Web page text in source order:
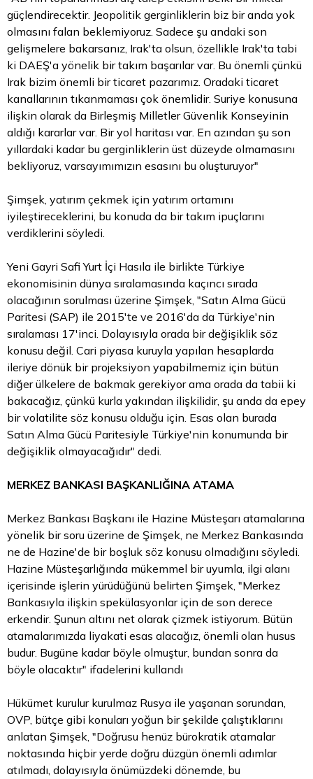
güçlendirecektir. Jeopolitik gerginliklerin biz bir anda yok
olmasını falan beklemiyoruz. Sadece şu andaki son
gelişmelere bakarsanız, Irak'ta olsun, özellikle Irak'ta tabi
ki DAEŞ'a yönelik bir takım başarılar var. Bu önemli çünkü
Irak bizim önemli bir ticaret pazarımız. Oradaki ticaret
kanallarının tıkanmaması çok önemlidir. Suriye konusuna
ilişkin olarak da Birleşmiş Milletler Güvenlik Konseyinin
aldığı kararlar var. Bir yol haritası var. En azından şu son
yıllardaki kadar bu gerginliklerin üst düzeyde olmamasını
bekliyoruz, varsayımımızın esasını bu oluşturuyor"
Şimşek, yatırım çekmek için yatırım ortamını
iyileştireceklerini, bu konuda da bir takım ipuçlarını
verdiklerini söyledi.
Yeni Gayri Safi Yurt İçi Hasıla ile birlikte Türkiye
ekonomisinin dünya sıralamasında kaçıncı sırada
olacağının sorulması üzerine Şimşek, "Satın Alma Gücü
Paritesi (SAP) ile 2015'te ve 2016'da da Türkiye'nin
sıralaması 17'inci. Dolayısıyla orada bir değişiklik söz
konusu değil. Cari piyasa kuruyla yapılan hesaplarda
ileriye dönük bir projeksiyon yapabilmemiz için bütün
diğer ülkelere de bakmak gerekiyor ama orada da tabii ki
bakacağız, çünkü kurla yakından ilişkilidir, şu anda da epey
bir volatilite söz konusu olduğu için. Esas olan burada
Satın Alma Gücü Paritesiyle Türkiye'nin konumunda bir
değişiklik olmayacağıdır" dedi.
MERKEZ BANKASI BAŞKANLIĞINA ATAMA
Merkez Bankası Başkanı ile Hazine Müsteşarı atamalarına
yönelik bir soru üzerine de Şimşek, ne Merkez Bankasında
ne de Hazine'de bir boşluk söz konusu olmadığını söyledi.
Hazine Müsteşarlığında mükemmel bir uyumla, ilgi alanı
içerisinde işlerin yürüdüğünü belirten Şimşek, "Merkez
Bankasıyla ilişkin spekülasyonlar için de son derece
erkendir. Şunun altını net olarak çizmek istiyorum. Bütün
atamalarımızda liyakati esas alacağız, önemli olan husus
budur. Bugüne kadar böyle olmuştur, bundan sonra da
böyle olacaktır" ifadelerini kullandı
Hükümet kurulur kurulmaz Rusya ile yaşanan sorundan,
OVP, bütçe gibi konuları yoğun bir şekilde çalıştıklarını
anlatan Şimşek, "Doğrusu henüz bürokratik atamalar
noktasında hiçbir yerde doğru düzgün önemli adımlar
atılmadı, dolayısıyla önümüzdeki dönemde, bu